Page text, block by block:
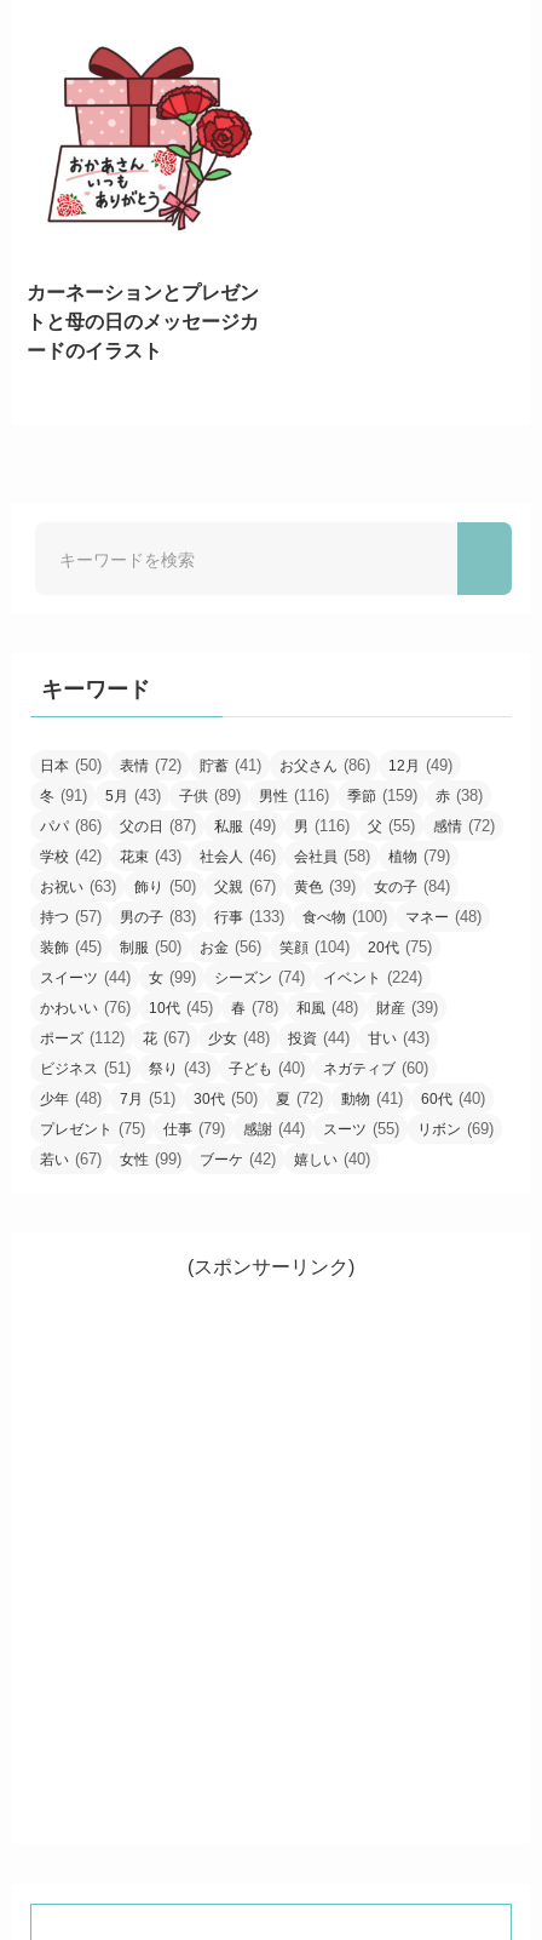
カーネーションとプレゼン
トと母の日のメッセージカ
ードのイラスト
キーワード
日本 (50) 表情 (72) 貯蓄 (41) お父さん (86) 12月 (49)
冬 (91) 5月 (43) 子供 (89) 男性 (116) 季節 (159) 赤 (38)
パパ (86) 父の日 (87) 私服 (49) 男 (116) 父 (55) 感情 (72)
学校 (42) 花束 (43) 社会人 (46) 会社員 (58) 植物 (79)
お祝い (63) 飾り (50) 父親 (67) 黄色 (39) 女の子 (84)
持つ (57) 男の子 (83) 行事 (133) 食べ物 (100) マネー (48)
装飾 (45) 制服 (50) お金 (56) 笑顔 (104) 20代 (75)
スイーツ (44) 女 (99) シーズン (74) イベント (224)
かわいい (76) 10代 (45) 春 (78) 和風 (48) 財産 (39)
ポーズ (112) 花 (67) 少女 (48) 投資 (44) 甘い (43)
ビジネス (51) 祭り (43) 子ども (40) ネガティブ (60)
少年 (48) 7月 (51) 30代 (50) 夏 (72) 動物 (41) 60代 (40)
プレゼント (75) 仕事 (79) 感謝 (44) スーツ (55) リボン (69)
若い (67) 女性 (99) ブーケ (42) 嬉しい (40)
(スポンサーリンク)